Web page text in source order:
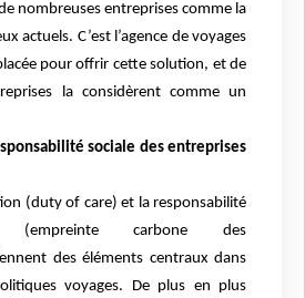
nombreuses entreprises comme la
actuels. C’est l’agence de voyages
pour offrir cette solution, et de
la considèrent comme un
sociale des entreprises
(duty of care) et la responsabilité
(empreinte carbone des
des éléments centraux dans
voyages. De plus en plus